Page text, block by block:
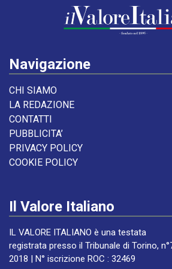
Navigazione
CHI SIAMO
LA REDAZIONE
CONTATTI
PUBBLICITA’
PRIVACY POLICY
COOKIE POLICY
Il Valore Italiano
IL VALORE ITALIANO è una testata
registrata presso il Tribunale di Torino,
2018 | N° iscrizione ROC : 32469